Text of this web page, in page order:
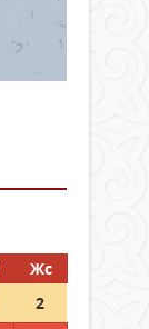
Жс
2